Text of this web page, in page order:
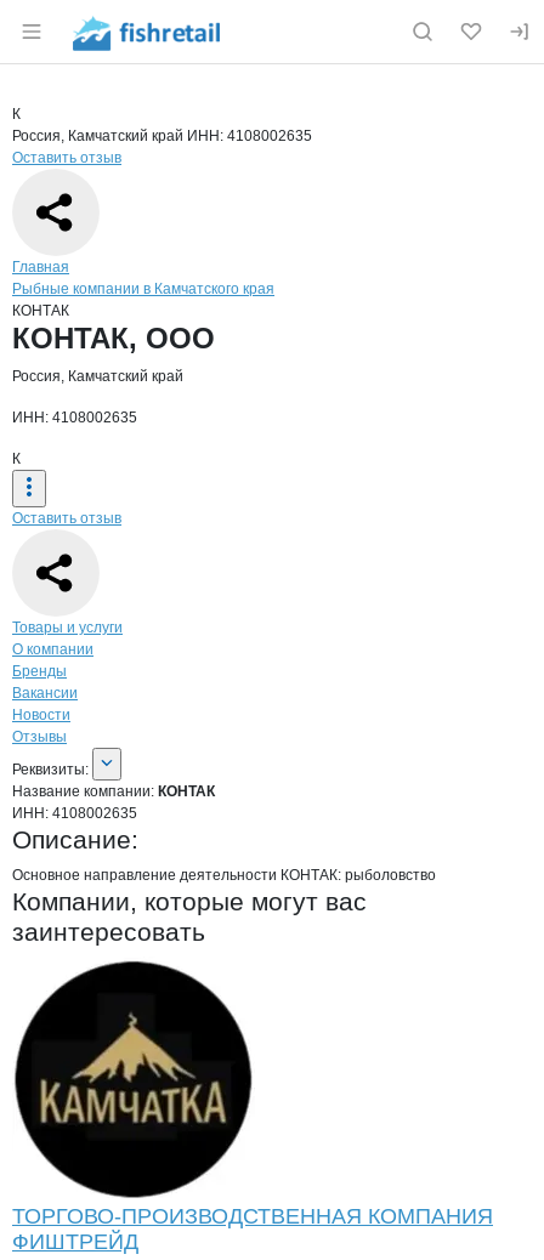
Раздел навигации по сайту fishretail.ru
Страница компании
Страница компании
Краткая информация о компании
К
Россия, Камчатский край ИНН: 4108002635
Оставить отзыв
Навигация по сайту
Главная
Рыбные компании в Камчатского края
КОНТАК
Основная информация о компании
КОНТАК, ООО
Россия, Камчатский край
ИНН: 4108002635
К
Оставить отзыв
Навигация по странице
Товары и услуги
О компании
Бренды
Вакансии
Новости
Отзывы
О компании
Реквизиты
Реквизиты:
Название компании: КОНТАК
ИНН: 4108002635
Описание:
Основное направление деятельности КОНТАК: рыболовство
Компании, которые могут вас
заинтересовать
ТОРГОВО-ПРОИЗВОДСТВЕННАЯ КОМПАНИЯ
ФИШТРЕЙД